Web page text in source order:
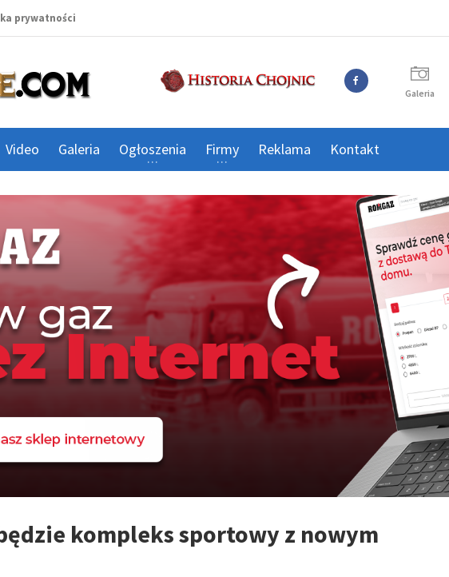
prywatności
Galeria
Video Galeria Ogłoszenia Firmy Reklama Kontakt
kompleks sportowy z nowym